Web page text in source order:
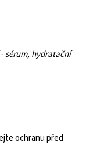
sérum, hydratační
ochranu před